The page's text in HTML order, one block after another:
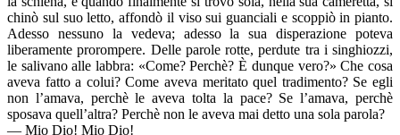
chinò sul suo letto, affondò il viso sui guanciali e scoppiò in pianto.
Adesso nessuno la vedeva; adesso la sua disperazione poteva
liberamente prorompere. Delle parole rotte, perdute tra i singhiozzi,
le salivano alle labbra: «Come? Perchè? È dunque vero?» Che cosa
aveva fatto a colui? Come aveva meritato quel tradimento? Se egli
non l’amava, perchè le aveva tolta la pace? Se l’amava, perchè
sposava quell’altra? Perchè non le aveva mai detto una sola parola?
— Mio Dio! Mio Dio!